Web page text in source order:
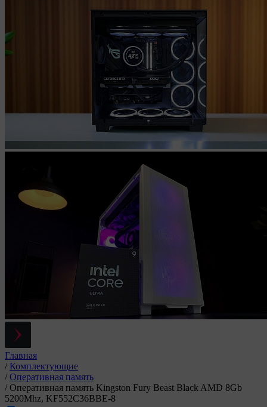
Главная
/ Комплектующие
/ Оперативная память
/ Оперативная память Kingston Fury Beast Black AMD 8Gb
5200Mhz, KF552C36BBE-8